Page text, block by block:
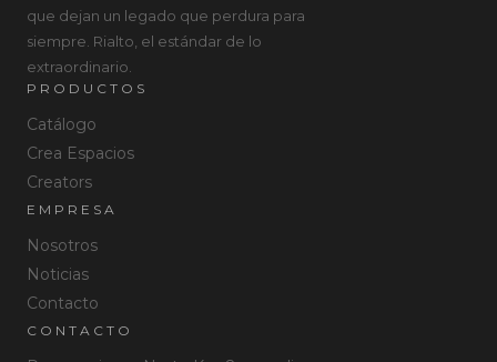
que dejan un legado que perdura para
siempre. Rialto, el estándar de lo
extraordinario.
PRODUCTOS
Catálogo
Crea Espacios
Creators
EMPRESA
Nosotros
Noticias
Contacto
CONTACTO